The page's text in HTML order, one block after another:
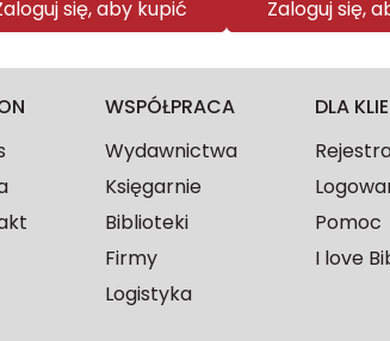
się, aby kupić Zaloguj się,
WSPÓŁPRACA
Wydawnictwa
Księgarnie
Biblioteki
Firmy
Logistyka
DLA
Pomoc
I love